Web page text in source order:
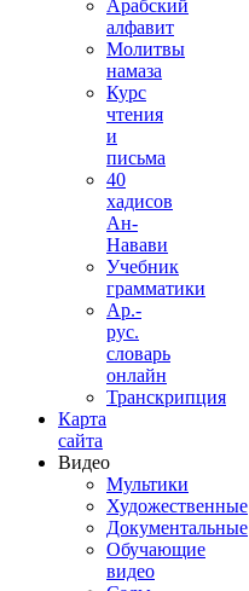
Арабский
алфавит
Молитвы
намаза
Курс
чтения
и
письма
40
хадисов
Ан-
Навави
Учебник
грамматики
Ар.-
рус.
словарь
онлайн
Транскрипция
Карта
сайта
Видео
Мультики
Художественные
Документальные
Обучающие
видео